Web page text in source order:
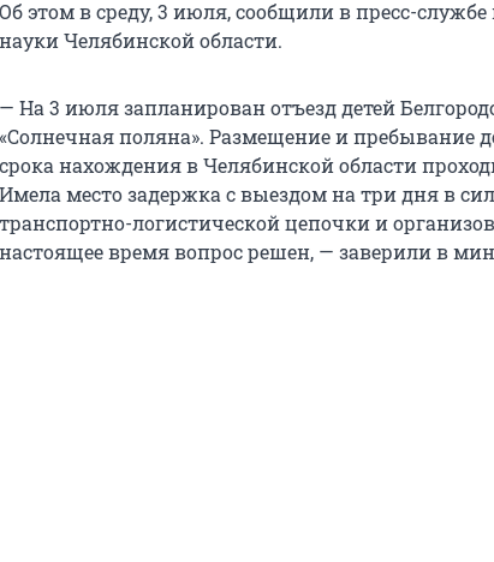
Об этом в среду, 3 июля, сообщили в пресс-
науки Челябинской области.
— На 3 июля запланирован отъезд детей
«Солнечная поляна». Размещение и пребывание
срока нахождения в Челябинской области
Имела место задержка с выездом на три дня в
транспортно-логистической цепочки и
настоящее время вопрос решен, — заверили в